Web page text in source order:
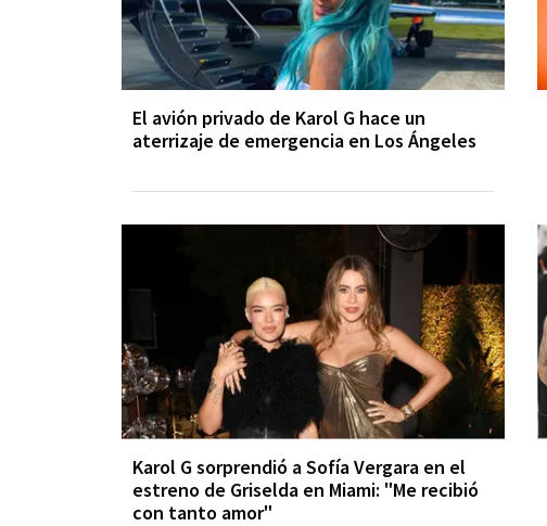
El avión privado de Karol G hace un
aterrizaje de emergencia en Los Ángeles
Karol G sorprendió a Sofía Vergara en el
estreno de Griselda en Miami: "Me recibió
con tanto amor"